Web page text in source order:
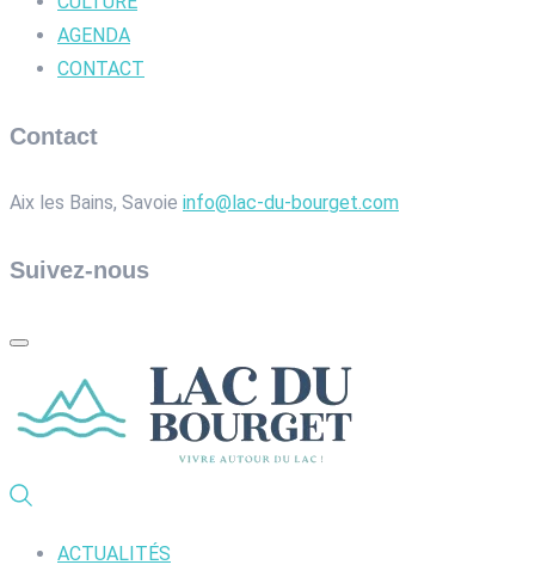
AGENDA
CONTACT
Contact
Aix les Bains, Savoie info@lac-du-bourget.com
Suivez-nous
ACTUALITÉS